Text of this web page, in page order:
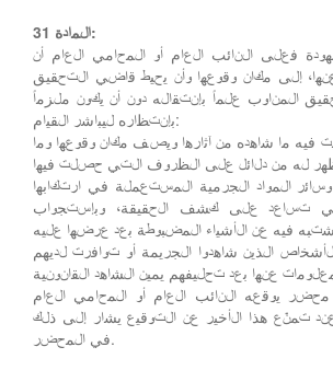
المادة 31:
فعلى النائب العام أو المحامي العام أن
إلى مكان وقوعها وأن يحيط قاضي التحقيق
المناوب علماً بإنتقاله دون أن يكون ملزماً
بإنتظاره ليباشر القيام:
فيه ما شاهده من آثارها ويصف مكان وقوعها وما
المواد الجرمية المستعملة في ارتكابها
تساعد على كشف الحقيقة، وبإستجواب
الذين شاهدوا الجريمة أو توافرت لديهم
يوقعه النائب العام أو المحامي العام
تمنّع هذا الأخير عن التوقيع يشار إلى ذلك
في المحضر.